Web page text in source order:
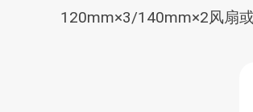
120mm×3/140mm×2风扇